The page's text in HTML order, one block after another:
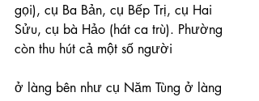
gọi), cụ Ba Bản, cụ Bếp Trị, cụ Hai
Sửu, cụ bà Hảo (hát ca trù). Phường
còn thu hút cả một số người
ở làng bên như cụ Năm Tùng ở làng